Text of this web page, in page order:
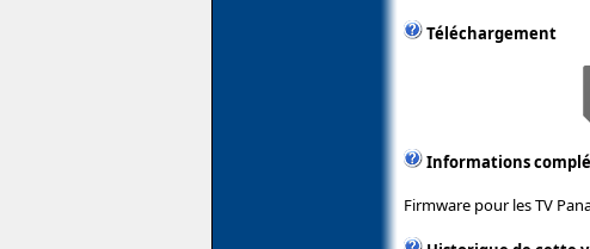
Téléchargement
Informations
Firmware pour les TV